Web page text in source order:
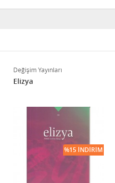
Değişim Yayınları
Elizya
%15 İNDIRIM